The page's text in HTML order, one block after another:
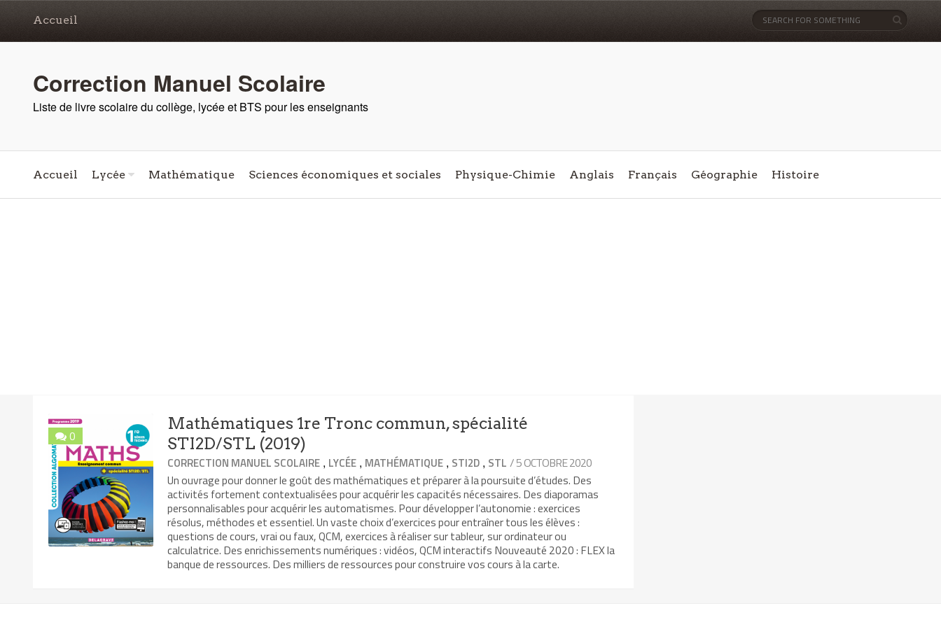
Accueil
Correction Manuel Scolaire
Liste de livre scolaire du collège, lycée et BTS pour les enseignants
Accueil Lycée Mathématique Sciences économiques et sociales Physique-Chimie Anglais Français Géographie Histoire
0
Mathématiques 1re Tronc commun, spécialité
STI2D/STL (2019)
CORRECTION MANUEL SCOLAIRE , LYCÉE , MATHÉMATIQUE , STI2D , STL / 5 OCTOBRE 2020
Un ouvrage pour donner le goût des mathématiques et préparer à la poursuite d’études. Des
activités fortement contextualisées pour acquérir les capacités nécessaires. Des diaporamas
personnalisables pour acquérir les automatismes. Pour développer l’autonomie : exercices
résolus, méthodes et essentiel. Un vaste choix d’exercices pour entraîner tous les élèves :
questions de cours, vrai ou faux, QCM, exercices à réaliser sur tableur, sur ordinateur ou
calculatrice. Des enrichissements numériques : vidéos, QCM interactifs Nouveauté 2020 : FLEX la
banque de ressources. Des milliers de ressources pour construire vos cours à la carte.